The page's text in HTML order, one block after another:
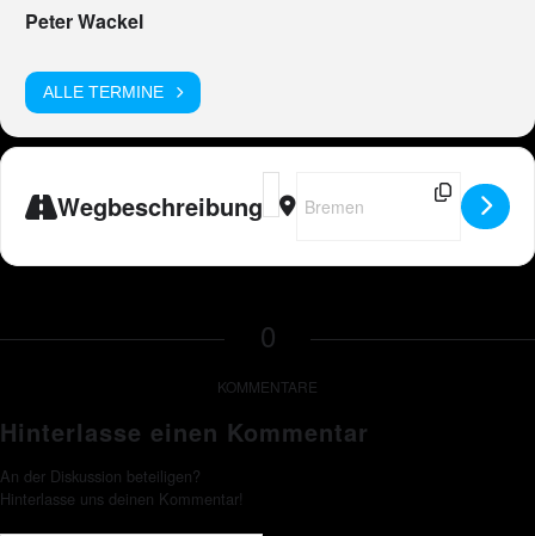
Peter Wackel
ALLE TERMINE
Wegbeschreibung
Address - 🇩🇪 Peter Wackel LIVE in
Destination Address - 🇩🇪
0
KOMMENTARE
Hinterlasse einen Kommentar
An der Diskussion beteiligen?
Hinterlasse uns deinen Kommentar!